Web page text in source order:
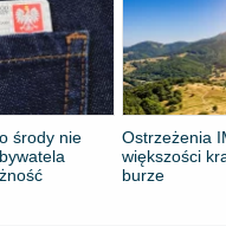
środy nie
Ostrzeżenia
większości
burze